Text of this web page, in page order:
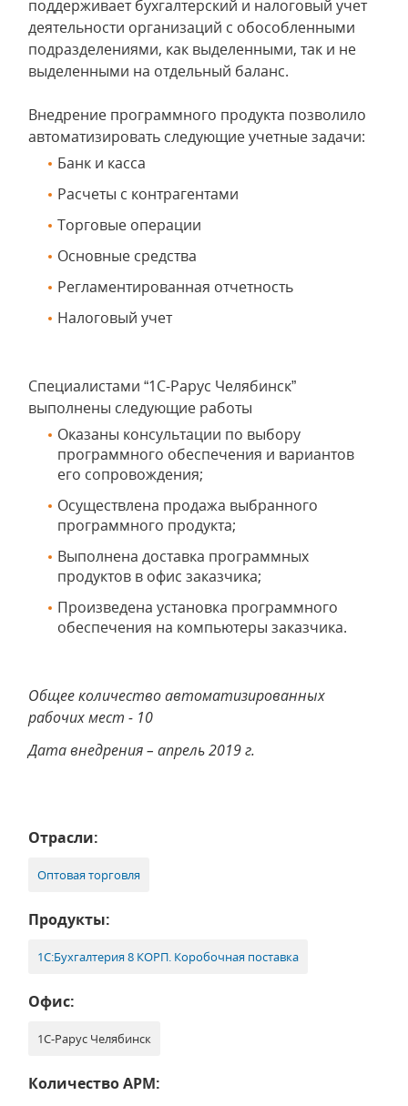
поддерживает бухгалтерский и налоговый учет
деятельности организаций с обособленными
подразделениями, как выделенными, так и не
выделенными на отдельный баланс.
Внедрение программного продукта позволило
автоматизировать следующие учетные задачи:
Банк и касса
Расчеты с контрагентами
Торговые операции
Основные средства
Регламентированная отчетность
Налоговый учет
Специалистами “1С-Рарус Челябинск”
выполнены следующие работы
Оказаны консультации по выбору
программного обеспечения и вариантов
его сопровождения;
Осуществлена продажа выбранного
программного продукта;
Выполнена доставка программных
продуктов в офис заказчика;
Произведена установка программного
обеспечения на компьютеры заказчика.
Общее количество автоматизированных
рабочих мест - 10
Дата внедрения – апрель 2019 г.
Отрасли:
Оптовая торговля
Продукты:
1С:Бухгалтерия 8 КОРП. Коробочная поставка
Офис:
1С-Рарус Челябинск
Количество АРМ: